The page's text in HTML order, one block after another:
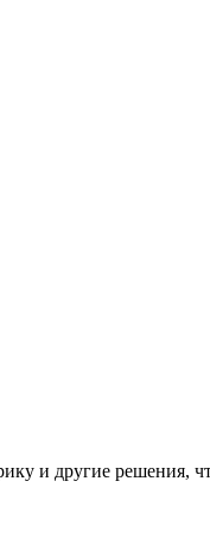
и другие решения,